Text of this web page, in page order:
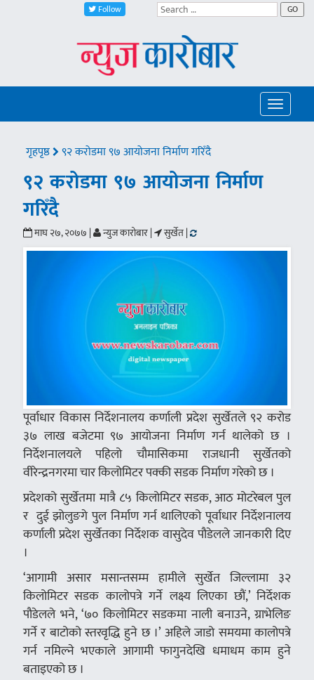
Follow GO
Toggle
गृहपृष्ठ ९२ करोडमा ९७ आयोजना निर्माण गरिँदै
९२ करोडमा ९७ आयोजना निर्माण
गरिँदै
माघ २७, २०७७ | न्युज कारोबार | सुर्खेत |
पूर्वाधार विकास निर्देशनालय कर्णाली प्रदेश सुर्खेतले ९२ करोड
३७ लाख बजेटमा ९७ आयोजना निर्माण गर्न थालेको छ ।
निर्देशनालयले पहिलो चौमासिकमा राजधानी सुर्खेतको
वीरेन्द्रनगरमा चार किलोमिटर पक्की सडक निर्माण गरेको छ ।
प्रदेशको सुर्खेतमा मात्रै ८५ किलोमिटर सडक, आठ मोटरेबल पुल
र दुई झोलुङगे पुल निर्माण गर्न थालिएको पूर्वाधार निर्देशनालय
कर्णाली प्रदेश सुर्खेतका निर्देशक वासुदेव पौडेलले जानकारी दिए
।
‘आगामी असार मसान्तसम्म हामीले सुर्खेत जिल्लामा ३२
किलोमिटर सडक कालोपत्रे गर्ने लक्ष्य लिएका छौं,’ निर्देशक
पौडेलले भने, ‘७० किलोमिटर सडकमा नाली बनाउने, ग्राभेलिङ
गर्ने र बाटोको स्तरवृद्धि हुने छ ।’ अहिले जाडो समयमा कालोपत्रे
गर्न नमिल्ने भएकाले आगामी फागुनदेखि धमाधम काम हुने
बताइएको छ ।